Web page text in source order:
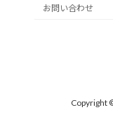
お問い合わせ
Copyright